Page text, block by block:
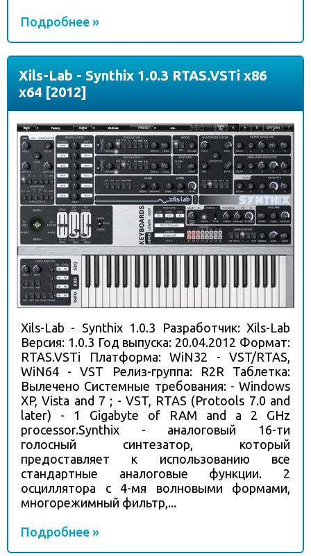
Подробнее »
Xils-Lab - Synthix 1.0.3 RTAS.VSTi x86
x64 [2012]
Xils-Lab - Synthix 1.0.3 Разработчик: Xils-Lab
Версия: 1.0.3 Год выпуска: 20.04.2012 Формат:
RTAS.VSTi Платформа: WiN32 - VST/RTAS,
WiN64 - VST Релиз-группа: R2R Таблетка:
Вылечено Системные требования: - Windows
XP, Vista and 7 ; - VST, RTAS (Protools 7.0 and
later) - 1 Gigabyte of RAM and a 2 GHz
processor.Synthix - аналоговый 16-ти
голосный синтезатор, который
предоставляет к использованию все
стандартные аналоговые функции. 2
осциллятора с 4-мя волновыми формами,
многорежимный фильтр,...
Подробнее »